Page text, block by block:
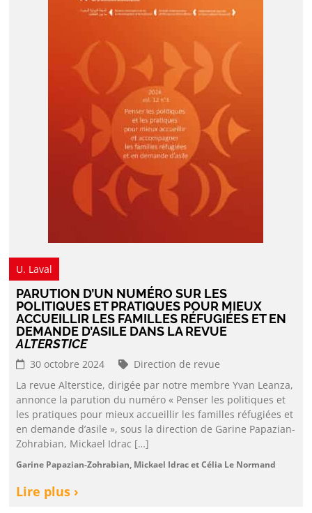
U. Laval
PARUTION D’UN NUMÉRO SUR LES
POLITIQUES ET PRATIQUES POUR MIEUX
ACCUEILLIR LES FAMILLES RÉFUGIÉES ET EN
DEMANDE D’ASILE DANS LA REVUE
ALTERSTICE
30 octobre 2024
Direction de revue
La revue Alterstice, dirigée par notre membre Yvan Leanza,
annonce la parution du numéro « Penser les politiques et
les pratiques pour mieux accueillir les familles réfugiées et
en demande d’asile », sous la direction de Garine Papazian-
Zohrabian, Mickael Idrac […]
Garine Papazian-Zohrabian, Mickael Idrac et Célia Le Normand
Lire plus ›